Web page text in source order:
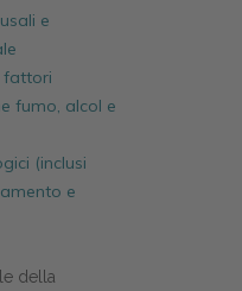
e
fattori
fumo, alcol e
(inclusi
e
della